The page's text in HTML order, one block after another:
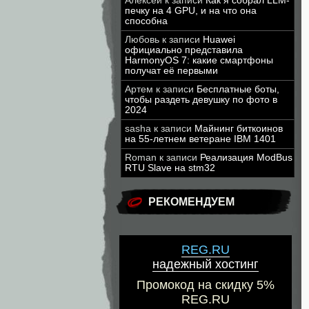
печку на 4 GPU, и на что она
способна
Любовь к записи Huawei
официально представила
HarmonyOS 7: какие смартфоны
получат её первыми
Артем к записи Бесплатные боты,
чтобы раздеть девушку по фото в
2024
sasha к записи Майнинг биткоинов
на 55-летнем ветеране IBM 1401
Roman к записи Реализация ModBus
RTU Slave на stm32
РЕКОМЕНДУЕМ
REG.RU
надежный хостинг
Промокод на скидку 5%
REG.RU